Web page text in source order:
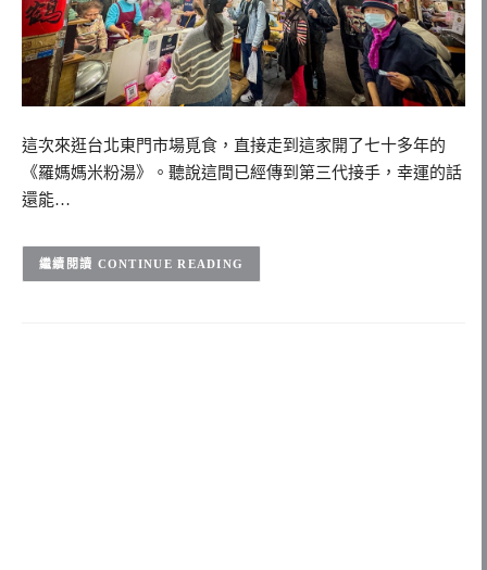
這次來逛台北東門市場覓食，直接走到這家開了七十多年的
《羅媽媽米粉湯》。聽說這間已經傳到第三代接手，幸運的話
還能…
CONTINUE READING